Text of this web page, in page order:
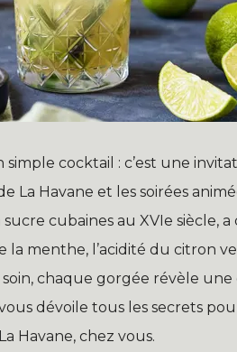
cocktail : c’est une
La Havane et les soirées
cubaines au XVIe siècle,
menthe, l’acidité du citron
chaque gorgée révèle une
dévoile tous les secrets
Havane, chez vous.